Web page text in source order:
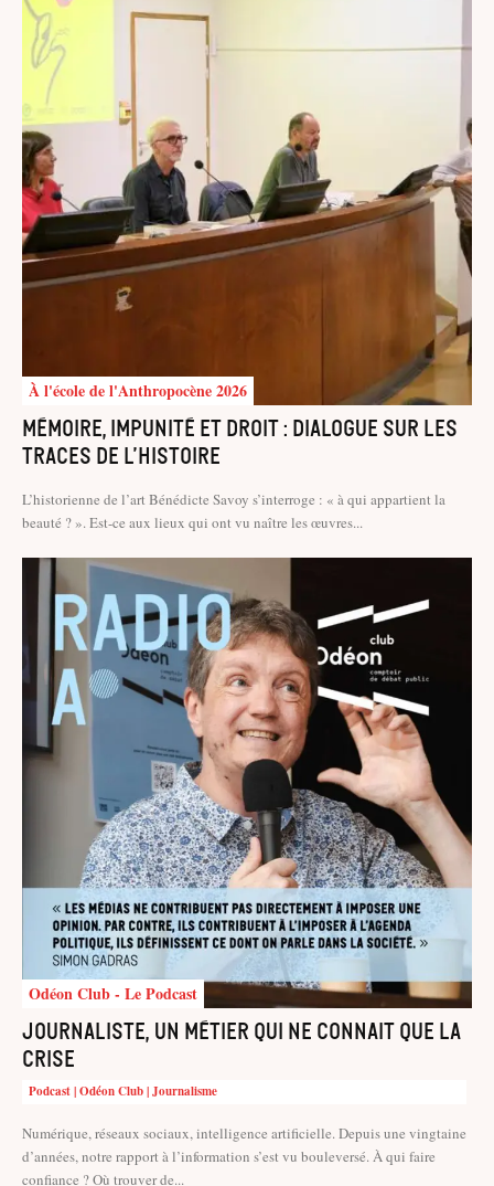
À l'école de l'Anthropocène 2026
Mémoire, impunité et droit : dialogue sur les
traces de l’histoire
L’historienne de l’art Bénédicte Savoy s’interroge : « à qui appartient la
beauté ? ». Est-ce aux lieux qui ont vu naître les œuvres...
Odéon Club - Le Podcast
Journaliste, un métier qui ne connait que la
crise
Podcast | Odéon Club | Journalisme
Numérique, réseaux sociaux, intelligence artificielle. Depuis une vingtaine
d’années, notre rapport à l’information s’est vu bouleversé. À qui faire
confiance ? Où trouver de...